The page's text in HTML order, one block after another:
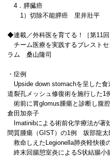
4．膵臓癌
1）切除不能膵癌 里井壯平
◆連載／外科医を育てる！［第11回
チーム医療を実践するブレスト
ラム 桑山隆司
・症例
Upside down stomachを呈した食
道裂孔メッシュ修復術を施行した
術前に胃glomus腫瘍と診断し腹
倉田加奈子
Imatinibによる術前化学療法が著
間質腫瘍（GIST）の1例 坂部龍太
救命しえたLegionella肺炎軽快
終末回腸憩室炎によるS状結腸小